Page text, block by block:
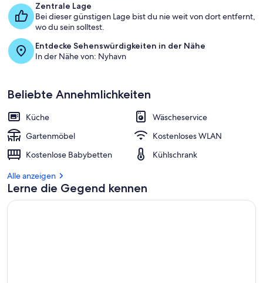
Zentrale Lage
Bei dieser günstigen Lage bist du nie weit von dort entfernt,
wo du sein solltest.
Entdecke Sehenswürdigkeiten in der Nähe
In der Nähe von: Nyhavn
Beliebte Annehmlichkeiten
Küche
Wäscheservice
Gartenmöbel
Kostenloses WLAN
Kostenlose Babybetten
Kühlschrank
Alle anzeigen
Lerne die Gegend kennen